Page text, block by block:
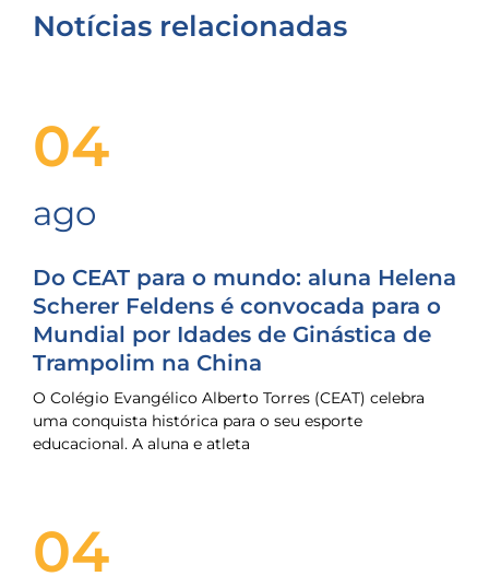
Notícias relacionadas
04
ago
Do CEAT para o mundo: aluna Helena
Scherer Feldens é convocada para o
Mundial por Idades de Ginástica de
Trampolim na China
O Colégio Evangélico Alberto Torres (CEAT) celebra
uma conquista histórica para o seu esporte
educacional. A aluna e atleta
04